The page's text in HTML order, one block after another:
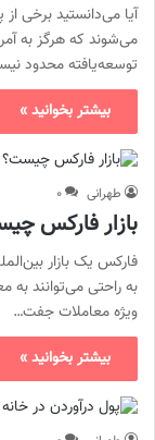
آیا می‌دانستید برخی
می‌شوند که هرگز به
توسعه‌یافته محدود
بیشتر بخوانید »
طهرانی ۰
بازار فارکس
فارکس یک بازار
به راحتی می‌توانند به
ویژه معاملات جفت…
بیشتر بخوانید »